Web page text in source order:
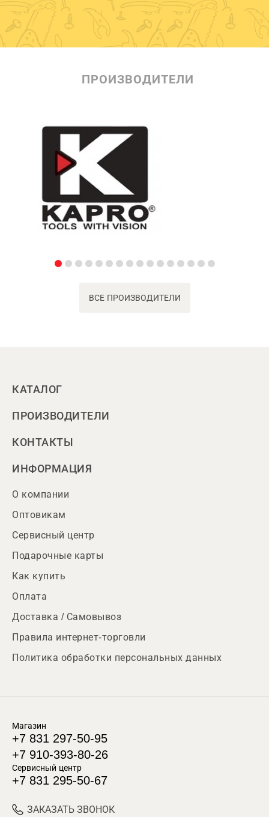
ПРОИЗВОДИТЕЛИ
ВСЕ ПРОИЗВОДИТЕЛИ
КАТАЛОГ
ПРОИЗВОДИТЕЛИ
КОНТАКТЫ
ИНФОРМАЦИЯ
О компании
Оптовикам
Сервисный центр
Подарочные карты
Как купить
Оплата
Доставка / Самовывоз
Правила интернет-торговли
Политика обработки персональных данных
Магазин
+7 831 297-50-95
+7 910-393-80-26
Сервисный центр
+7 831 295-50-67
ЗАКАЗАТЬ ЗВОНОК